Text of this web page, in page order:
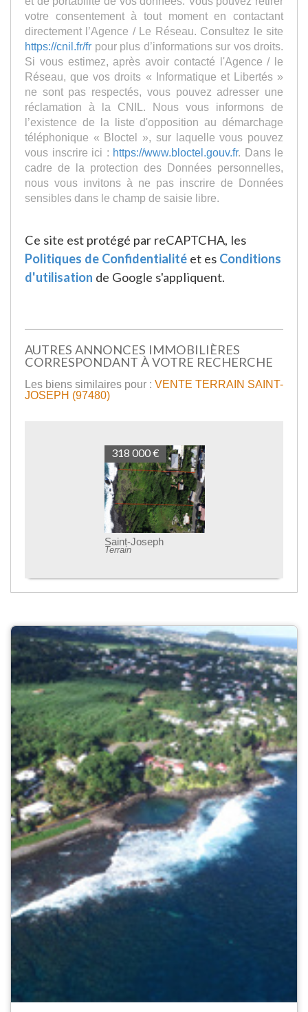
votre consentement à tout moment en contactant
directement l’Agence / Le Réseau. Consultez le site
https://cnil.fr/fr pour plus d’informations sur vos droits.
Si vous estimez, après avoir contacté l'Agence / le
Réseau, que vos droits « Informatique et Libertés »
ne sont pas respectés, vous pouvez adresser une
réclamation à la CNIL. Nous vous informons de
l’existence de la liste d'opposition au démarchage
téléphonique « Bloctel », sur laquelle vous pouvez
vous inscrire ici : https://www.bloctel.gouv.fr. Dans le
cadre de la protection des Données personnelles,
nous vous invitons à ne pas inscrire de Données
sensibles dans le champ de saisie libre.
Ce site est protégé par reCAPTCHA, les
Politiques de Confidentialité et es Conditions
d'utilisation de Google s'appliquent.
AUTRES ANNONCES IMMOBILIÈRES
CORRESPONDANT À VOTRE RECHERCHE
Les biens similaires pour : VENTE TERRAIN SAINT-
JOSEPH (97480)
318 000 €
Saint-Joseph
Terrain